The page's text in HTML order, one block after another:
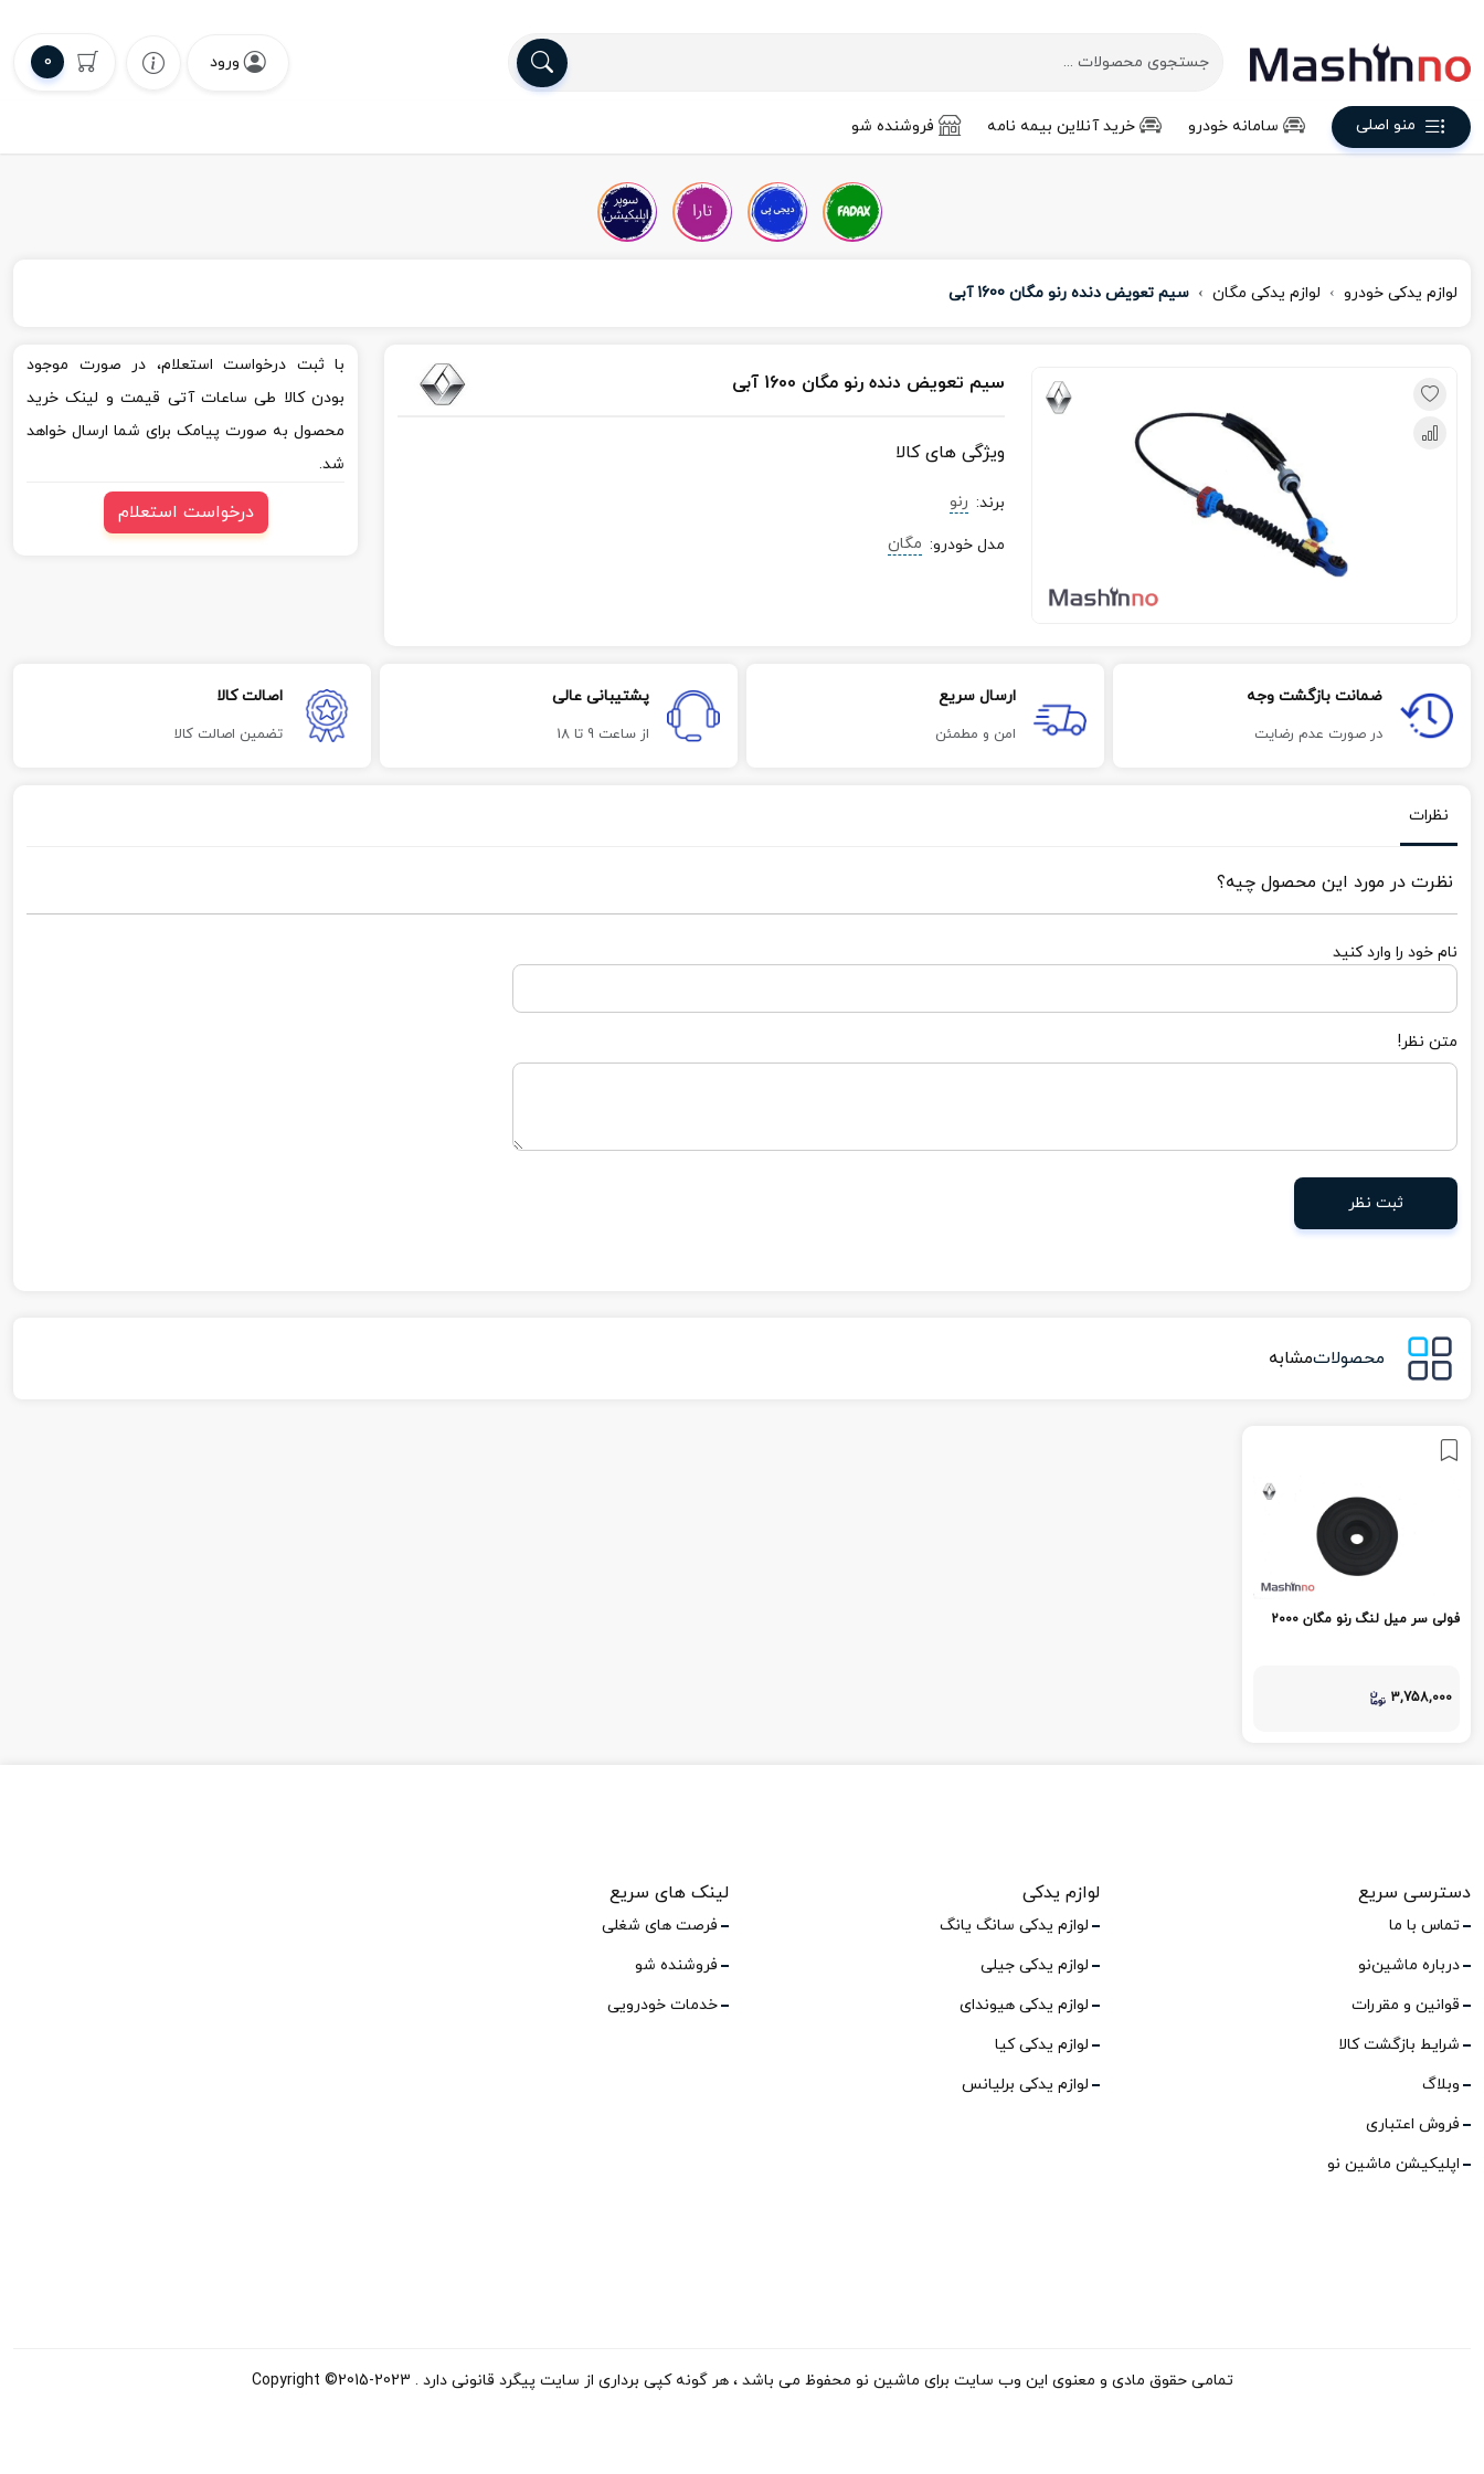
ورود 0
منو اصلی سامانه خودرو خرید آنلاین بیمه نامه فروشنده شو
لوازم یدکی خودرو لوازم یدکی مگان سیم تعویض دنده رنو مگان 1600 آبی
سیم تعویض دنده رنو مگان 1600 آبی
ویژگی های کالا
برند: رنو
مدل خودرو: مگان
با ثبت درخواست استعلام، در صورت موجود
بودن کالا طی ساعات آتی قیمت و لینک خرید
محصول به صورت پیامک برای شما ارسال خواهد
شد.
درخواست استعلام
ضمانت بازگشت وجه
در صورت عدم رضایت
ارسال سریع
امن و مطمئن
پشتیبانی عالی
از ساعت 9 تا 18
اصالت کالا
تضمین اصالت کالا
نظرات
نظرت در مورد این محصول چیه؟
نام خود را وارد کنید
متن نظر!
ثبت نظر
محصولاتمشابه
فولی سر میل لنگ رنو مگان 2000
3,758,000
دسترسی سریع
تماس با ما
درباره ماشین‌نو
قوانین و مقررات
شرایط بازگشت کالا
وبلاگ
فروش اعتباری
اپلیکیشن ماشین نو
لوازم یدکی
لوازم یدکی سانگ یانگ
لوازم یدکی جیلی
لوازم یدکی هیوندای
لوازم یدکی کیا
لوازم یدکی برلیانس
لینک های سریع
فرصت های شغلی
فروشنده شو
خدمات خودرویی
تمامی حقوق مادی و معنوی این وب سایت برای ماشین نو محفوظ می باشد ، هر گونه کپی برداری از سایت پیگرد قانونی دارد . Copyright ©2015-2023